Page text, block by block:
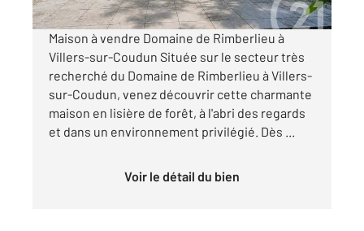
Maison à vendre Domaine de Rimberlieu à
Villers-sur-Coudun Située sur le secteur très
recherché du Domaine de Rimberlieu à Villers-
sur-Coudun, venez découvrir cette charmante
maison en lisière de forêt, à l'abri des regards
et dans un environnement privilégié. Dès ...
Voir le détail du bien